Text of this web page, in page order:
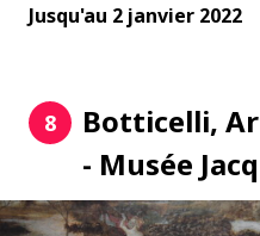
Jusqu'au 2 janvier 2022
8
Botticelli,
- Musée